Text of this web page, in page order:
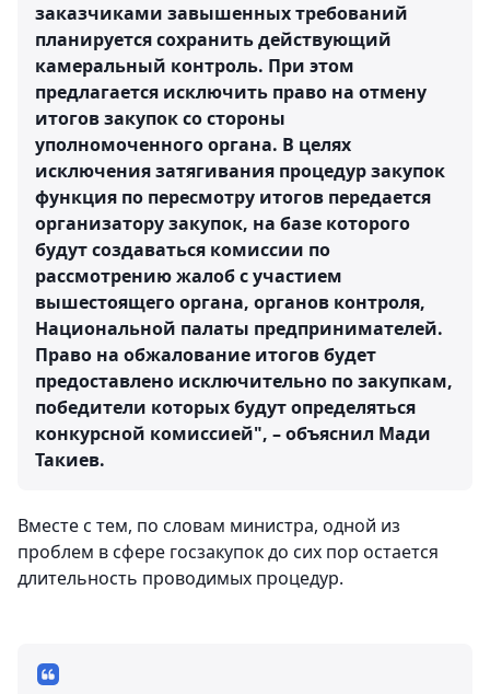
заказчиками завышенных требований
планируется сохранить действующий
камеральный контроль. При этом
предлагается исключить право на отмену
итогов закупок со стороны
уполномоченного органа. В целях
исключения затягивания процедур закупок
функция по пересмотру итогов передается
организатору закупок, на базе которого
будут создаваться комиссии по
рассмотрению жалоб с участием
вышестоящего органа, органов контроля,
Национальной палаты предпринимателей.
Право на обжалование итогов будет
предоставлено исключительно по закупкам,
победители которых будут определяться
конкурсной комиссией", – объяснил Мади
Такиев.
Вместе с тем, по словам министра, одной из
проблем в сфере госзакупок до сих пор остается
длительность проводимых процедур.